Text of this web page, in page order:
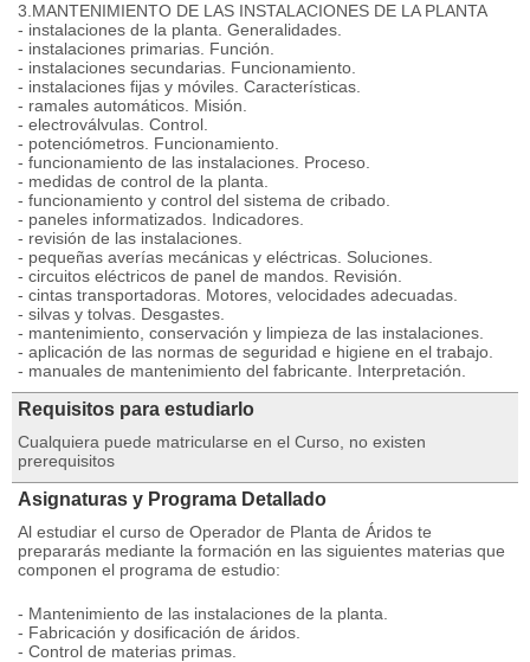
3.MANTENIMIENTO DE LAS INSTALACIONES DE LA PLANTA
- instalaciones de la planta. Generalidades.
- instalaciones primarias. Función.
- instalaciones secundarias. Funcionamiento.
- instalaciones fijas y móviles. Características.
- ramales automáticos. Misión.
- electroválvulas. Control.
- potenciómetros. Funcionamiento.
- funcionamiento de las instalaciones. Proceso.
- medidas de control de la planta.
- funcionamiento y control del sistema de cribado.
- paneles informatizados. Indicadores.
- revisión de las instalaciones.
- pequeñas averías mecánicas y eléctricas. Soluciones.
- circuitos eléctricos de panel de mandos. Revisión.
- cintas transportadoras. Motores, velocidades adecuadas.
- silvas y tolvas. Desgastes.
- mantenimiento, conservación y limpieza de las instalaciones.
- aplicación de las normas de seguridad e higiene en el trabajo.
- manuales de mantenimiento del fabricante. Interpretación.
Requisitos para estudiarlo
Cualquiera puede matricularse en el Curso, no existen
prerequisitos
Asignaturas y Programa Detallado
Al estudiar el curso de Operador de Planta de Áridos te
prepararás mediante la formación en las siguientes materias que
componen el programa de estudio:
- Mantenimiento de las instalaciones de la planta.
- Fabricación y dosificación de áridos.
- Control de materias primas.